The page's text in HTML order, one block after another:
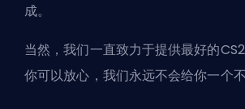
成。
当然，我们一直致力于提供最好的
你可以放心，我们永远不会给你一个不